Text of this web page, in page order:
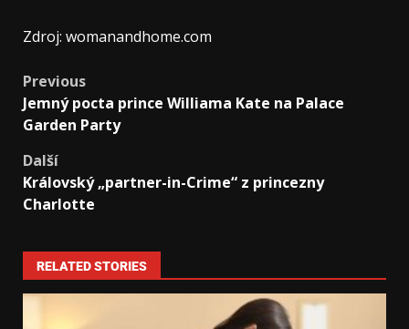
Zdroj: womanandhome.com
Previous
Jemný pocta prince Williama Kate na Palace
Garden Party
Další
Královský „partner-in-Crime“ z princezny
Charlotte
RELATED STORIES